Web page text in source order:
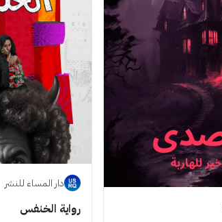
دار المساء للنشر
رواية الخنفس